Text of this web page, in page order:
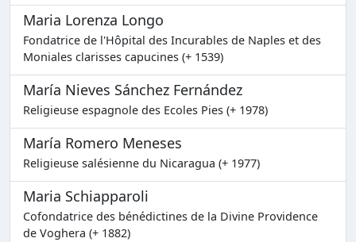
Maria Lorenza Longo
Fondatrice de l'Hôpital des Incurables de Naples et des
Moniales clarisses capucines (+ 1539)
María Nieves Sánchez Fernández
Religieuse espagnole des Ecoles Pies (+ 1978)
María Romero Meneses
Religieuse salésienne du Nicaragua (+ 1977)
Maria Schiapparoli
Cofondatrice des bénédictines de la Divine Providence
de Voghera (+ 1882)